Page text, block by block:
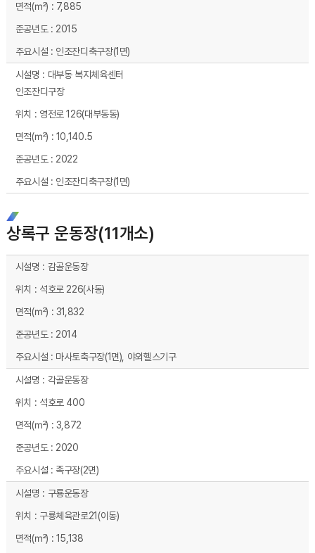
7,885
2015
인조잔디축구장(1면)
대부동 복지체육센터
인조잔디구장
영전로 126(대부동동)
10,140.5
2022
인조잔디축구장(1면)
상록구 운동장(11개소)
감골운동장
석호로 226(사동)
31,832
2014
마사토축구장(1면), 야외헬스기구
각골운동장
석호로 400
3,872
2020
족구장(2면)
구룡운동장
구룡체육관로21(이동)
15,138